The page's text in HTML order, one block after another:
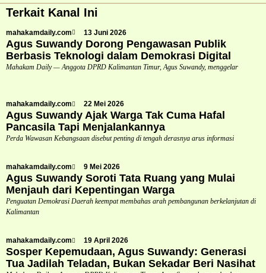
Terkait Kanal Ini
mahakamdaily.com 13 Juni 2026
Agus Suwandy Dorong Pengawasan Publik
Berbasis Teknologi dalam Demokrasi Digital
Mahakam Daily — Anggota DPRD Kalimantan Timur, Agus Suwandy, menggelar
mahakamdaily.com 22 Mei 2026
Agus Suwandy Ajak Warga Tak Cuma Hafal
Pancasila Tapi Menjalankannya
Perda Wawasan Kebangsaan disebut penting di tengah derasnya arus informasi
mahakamdaily.com 9 Mei 2026
Agus Suwandy Soroti Tata Ruang yang Mulai
Menjauh dari Kepentingan Warga
Penguatan Demokrasi Daerah keempat membahas arah pembangunan berkelanjutan di
Kalimantan
mahakamdaily.com 19 April 2026
Sosper Kepemudaan, Agus Suwandy: Generasi
Tua Jadilah Teladan, Bukan Sekadar Beri Nasihat